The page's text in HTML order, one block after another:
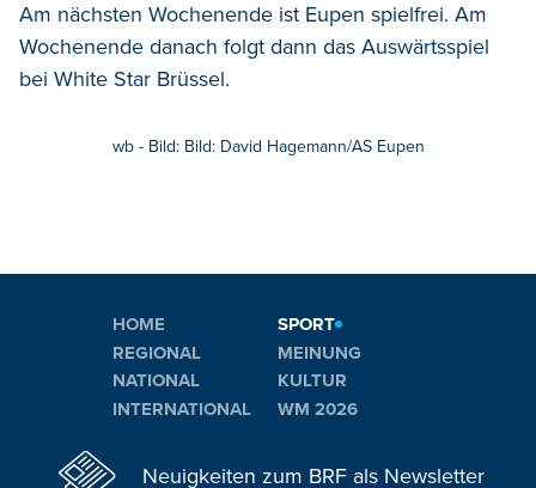
Am nächsten Wochenende ist Eupen spielfrei. Am
Wochenende danach folgt dann das Auswärtsspiel
bei White Star Brüssel.
wb - Bild: Bild: David Hagemann/AS Eupen
HOME
REGIONAL
NATIONAL
INTERNATIONAL
SPORT
MEINUNG
KULTUR
WM 2026
Neuigkeiten zum BRF als Newsletter